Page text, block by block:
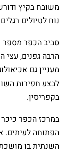
משובח בקיץ
נוח לטיולים
סביב הכפר מספר
הרבה גפנים, עצי
מעניין גם
לבצע חפירות
בקפריסין.
במרכז הכפר כיכר
הפתוחה לעיתים.
השנתית בו